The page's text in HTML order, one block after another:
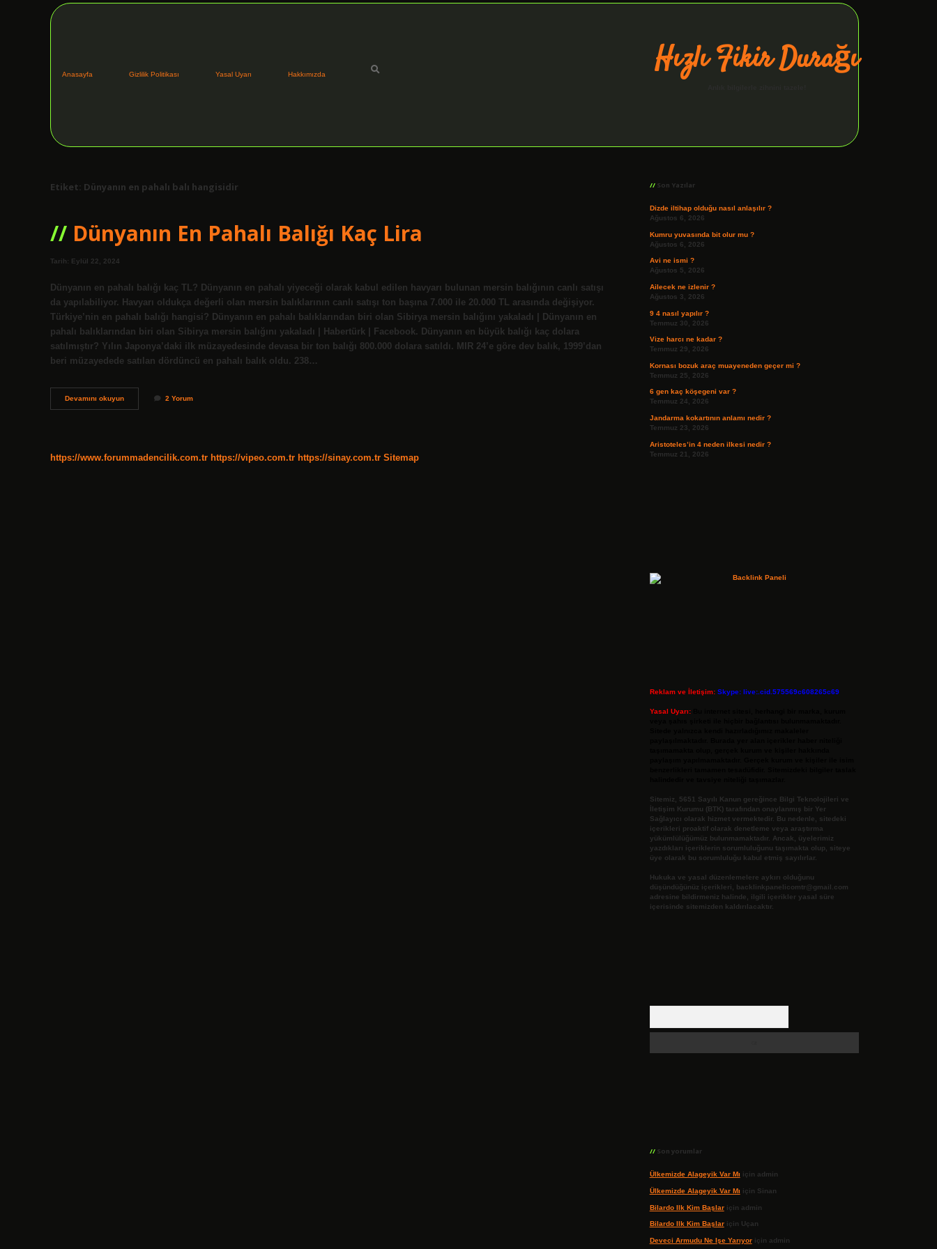
Anasayfa Gizlilik Politikası Yasal Uyarı Hakkımızda Hızlı Fikir Durağı
Etiket: Dünyanın en pahalı balı hangisidir
Dünyanın En Pahalı Balığı Kaç Lira
Tarih: Eylül 22, 2024
Dünyanın en pahalı balığı kaç TL? Dünyanın en pahalı yiyeceği olarak kabul edilen havyarı bulunan mersin balığının canlı satışı
da yapılabiliyor. Havyarı oldukça değerli olan mersin balıklarının canlı satışı ton başına 7.000 ile 20.000 TL arasında değişiyor.
Türkiye’nin en pahalı balığı hangisi? Dünyanın en pahalı balıklarından biri olan Sibirya mersin balığını yakaladı | Dünyanın en
pahalı balıklarından biri olan Sibirya mersin balığını yakaladı | Habertürk | Facebook. Dünyanın en büyük balığı kaç dolara
satılmıştır? Yılın Japonya’daki ilk müzayedesinde devasa bir ton balığı 800.000 dolara satıldı. MIR 24’e göre dev balık, 1999’dan
beri müzayedede satılan dördüncü en pahalı balık oldu. 238…
Devamını okuyunDünyanın
En
2 Yorum
https://www.forummadencilik.com.tr https://vipeo.com.tr https://sinay.com.tr Sitemap
Son Yazılar
Dizde iltihap olduğu nasıl anlaşılır ?
Ağustos 6, 2026
Kumru yuvasında bit olur mu ?
Ağustos 6, 2026
Avi ne ismi ?
Ağustos 5, 2026
Ailecek ne izlenir ?
Ağustos 3, 2026
9 4 nasıl yapılır ?
Temmuz 30, 2026
Vize harcı ne kadar ?
Temmuz 29, 2026
Kornası bozuk araç muayeneden geçer mi ?
Temmuz 25, 2026
6 gen kaç köşegeni var ?
Temmuz 24, 2026
Jandarma kokartının anlamı nedir ?
Temmuz 23, 2026
Aristoteles’in 4 neden ilkesi nedir ?
Temmuz 21, 2026
Reklam ve İletişim: Skype: live:.cid.575569c608265c69
Yasal Uyarı:
Sitemiz, 5651 Sayılı Kanun gereğince Bilgi Teknolojileri ve
İletişim Kurumu (BTK) tarafından onaylanmış bir Yer
Sağlayıcı olarak hizmet vermektedir. Bu nedenle, sitedeki
içerikleri proaktif olarak denetleme veya araştırma
yükümlülüğümüz bulunmamaktadır. Ancak, üyelerimiz
yazdıkları içeriklerin sorumluluğunu taşımakta olup, siteye
üye olarak bu sorumluluğu kabul etmiş sayılırlar.
Hukuka ve yasal düzenlemelere aykırı olduğunu
düşündüğünüz içerikleri,
backlinkpanelicomtr@gmail.com
adresine bildirmeniz halinde, ilgili içerikler yasal süre
içerisinde sitemizden kaldırılacaktır.
Son yorumlar
Ülkemizde Alageyik Var Mı için admin
Ülkemizde Alageyik Var Mı için Sinan
Bilardo Ilk Kim Başlariçin admin
Bilardo Ilk Kim Başlariçin Uçan
Deveci Armudu Ne Işe Yarıyoriçin admin